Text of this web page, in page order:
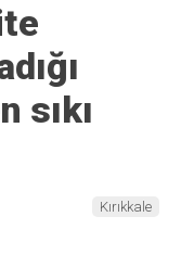
sıkı
Kırıkkale